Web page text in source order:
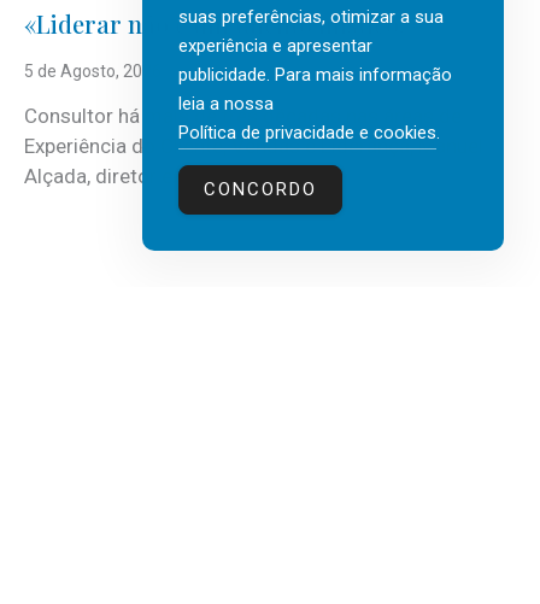
«Liderar não é um talento místico.»
5 de Agosto, 2026
Consultor há mais de três décadas nas áreas de
Experiência do Cliente, Vendas e Liderança, Manuel
Alçada, diretor executivo da...
suas preferências, otimizar a sua
experiência e apresentar
publicidade. Para mais informação
leia a nossa
Política de privacidade e cookies.
CONCORDO